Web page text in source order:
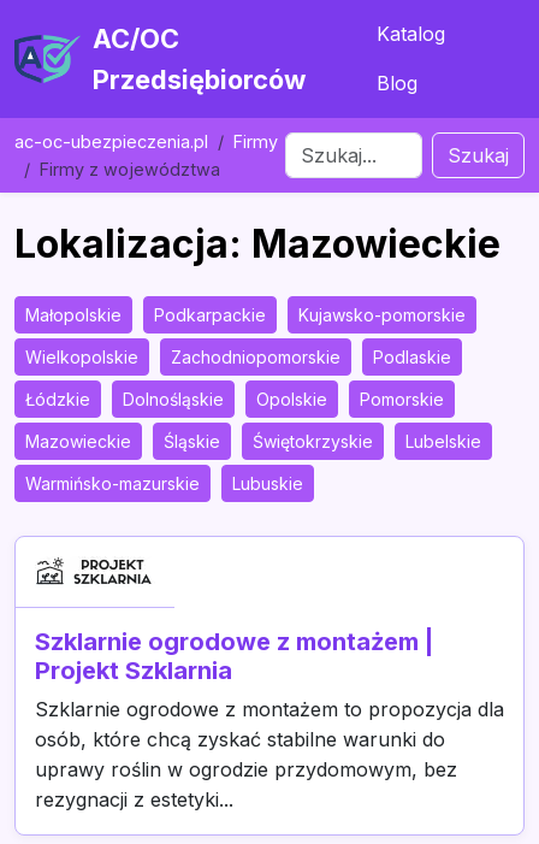
AC/OC
Przedsiębiorców
Katalog
Blog
ac-oc-ubezpieczenia.pl
Firmy
Firmy z województwa
Szukaj
Lokalizacja: Mazowieckie
Małopolskie Podkarpackie Kujawsko-pomorskie
Wielkopolskie Zachodniopomorskie Podlaskie
Łódzkie Dolnośląskie Opolskie Pomorskie
Mazowieckie Śląskie Świętokrzyskie Lubelskie
Warmińsko-mazurskie Lubuskie
Szklarnie ogrodowe z montażem |
Projekt Szklarnia
Szklarnie ogrodowe z montażem to propozycja dla
osób, które chcą zyskać stabilne warunki do
uprawy roślin w ogrodzie przydomowym, bez
rezygnacji z estetyki...